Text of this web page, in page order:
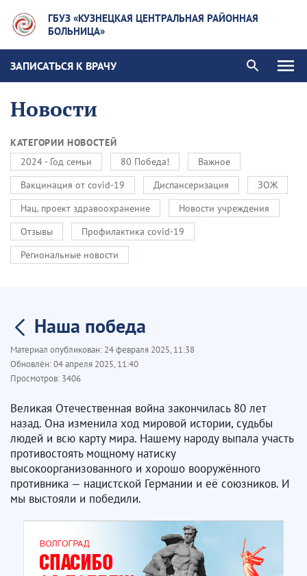
ГБУЗ «КУЗНЕЦКАЯ ЦЕНТРАЛЬНАЯ РАЙОННАЯ
БОЛЬНИЦА»
ЗАПИСАТЬСЯ К ВРАЧУ
Новости
КАТЕГОРИИ НОВОСТЕЙ
2024 - Год семьи
80 Победа!
Важное
Вакцинация от covid-19
Диспансеризация
ЗОЖ
Нац. проект здравоохранение
Новости учреждения
Отзывы
Профилактика covid-19
Региональные новости
Наша победа
Материал опубликован: 24 февраля 2025, 11:38
Обновлён:04 апреля 2025, 11:40
Просмотров: 3406
Великая Отечественная война закончилась 80 лет
назад. Она изменила ход мировой истории, судьбы
людей и всю карту мира. Нашему народу выпала участь
противостоять мощному натиску
высокоорганизованного и хорошо вооружённого
противника — нацистской Германии и её союзников. И
мы выстояли и победили.